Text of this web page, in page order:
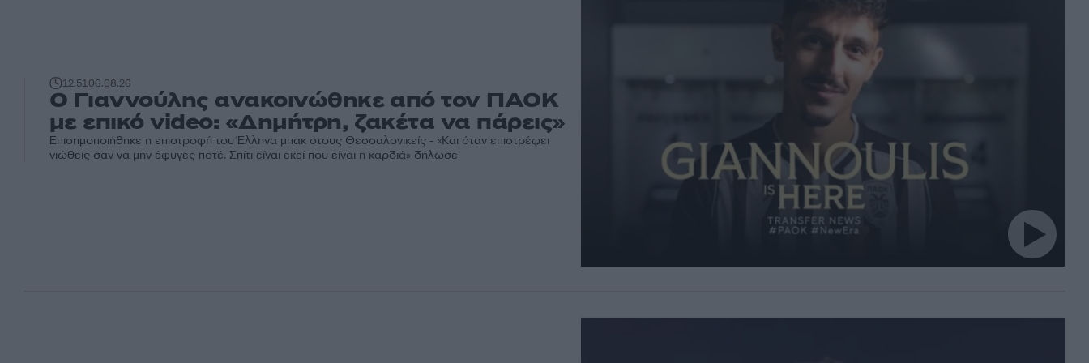
12:5106.08.26
Ο Γιαννούλης ανακοινώθηκε από τον ΠΑΟΚ
με επικό video: «Δημήτρη, ζακέτα να πάρεις»
Επισημοποιήθηκε η επιστροφή του Έλληνα μπακ στους Θεσσαλονικείς - «Και όταν επιστρέφει
νιώθεις σαν να μην έφυγες ποτέ. Σπίτι είναι εκεί που είναι η καρδιά» δήλωσε